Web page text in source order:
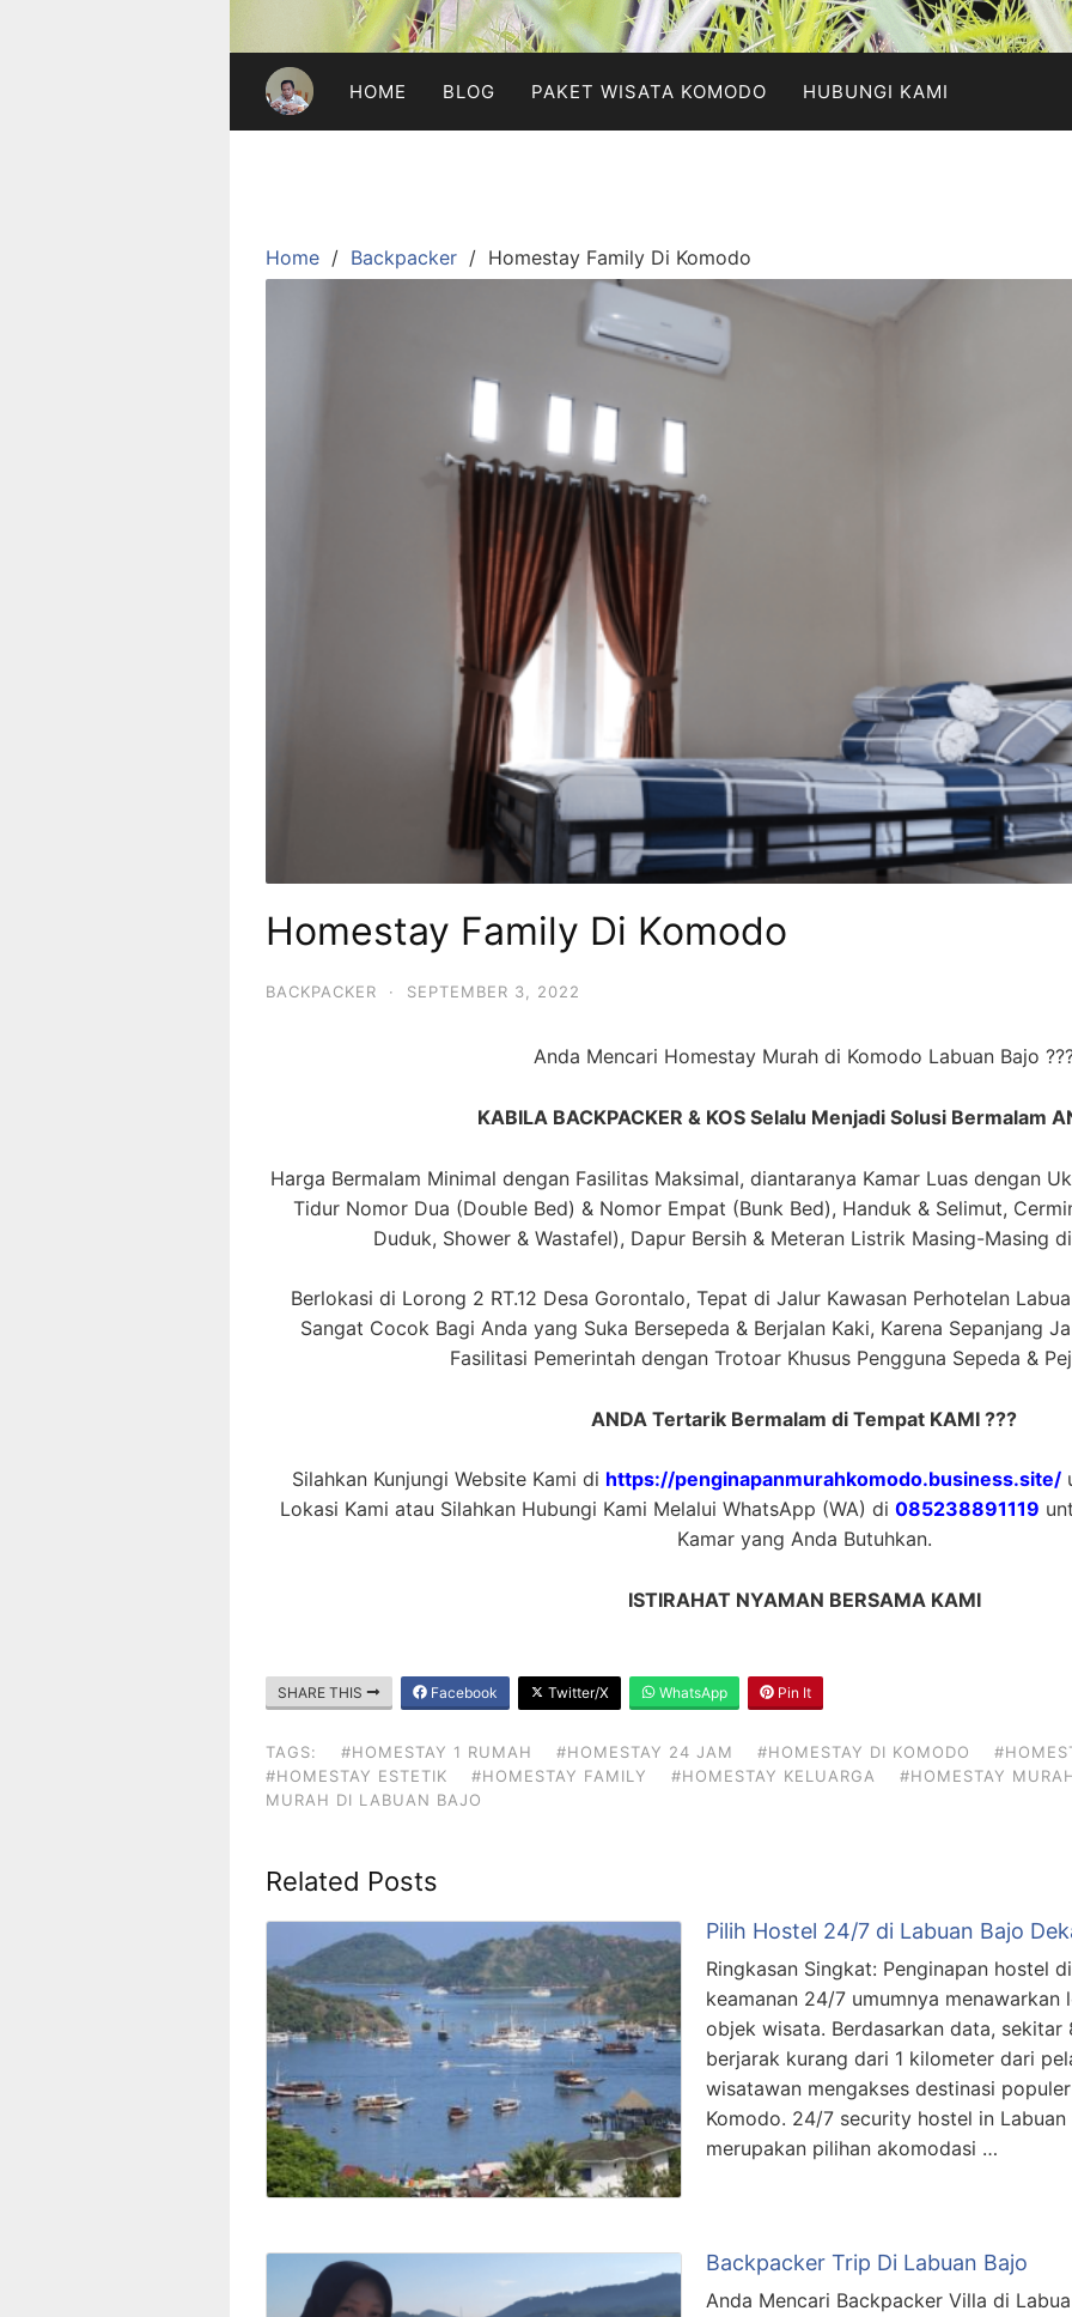
HOME BLOG PAKET WISATA KOMODO HUBUNGI KAMI
Home Backpacker Homestay Family Di Komodo
Homestay Family Di Komodo
BACKPACKER · SEPTEMBER 3, 2022
Anda Mencari Homestay Murah di Komodo Labuan Bajo
KABILA BACKPACKER & KOS Selalu Menjadi Solusi Bermalam
Harga Bermalam Minimal dengan Fasilitas Maksimal, diantaranya Kamar Luas dengan
Tidur Nomor Dua (Double Bed) & Nomor Empat (Bunk Bed), Handuk & Selimut,
Duduk, Shower & Wastafel), Dapur Bersih & Meteran Listrik Masing-Masing
Berlokasi di Lorong 2 RT.12 Desa Gorontalo, Tepat di Jalur Kawasan Perhotelan
Sangat Cocok Bagi Anda yang Suka Bersepeda & Berjalan Kaki, Karena Sepanjang
Fasilitasi Pemerintah dengan Trotoar Khusus Pengguna Sepeda &
ANDA Tertarik Bermalam di Tempat KAMI ???
Silahkan Kunjungi Website Kami di https://penginapanmurahkomodo.business.site/
Lokasi Kami atau Silahkan Hubungi Kami Melalui WhatsApp (WA) di 085238891119
Kamar yang Anda Butuhkan.
ISTIRAHAT NYAMAN BERSAMA KAMI
SHARE THIS Facebook Twitter/X WhatsApp Pin It
TAGS: #HOMESTAY 1 RUMAH #HOMESTAY 24 JAM #HOMESTAY DI KOMODO
#HOMESTAY ESTETIK
#HOMESTAY FAMILY #HOMESTAY KELUARGA
#HOMESTAY
MURAH DI LABUAN BAJO
Related Posts
Pilih Hostel 24/7 di Labuan Bajo
Ringkasan Singkat: Penginapan hostel
keamanan 24/7 umumnya
objek wisata. Berdasarkan data, sekitar
berjarak kurang dari 1 kilometer dari
wisatawan mengakses destinasi
Komodo. 24/7 security hostel in
merupakan pilihan akomodasi …
Backpacker Trip Di Labuan Bajo
Anda Mencari Backpacker Villa di